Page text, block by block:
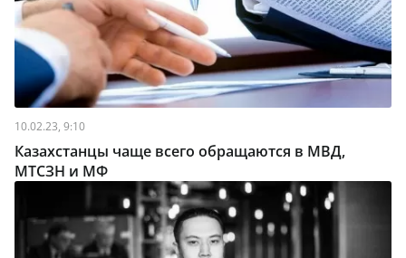
10.02.23, 9:10
Казахстанцы чаще всего обращаются в МВД,
МТСЗН и МФ